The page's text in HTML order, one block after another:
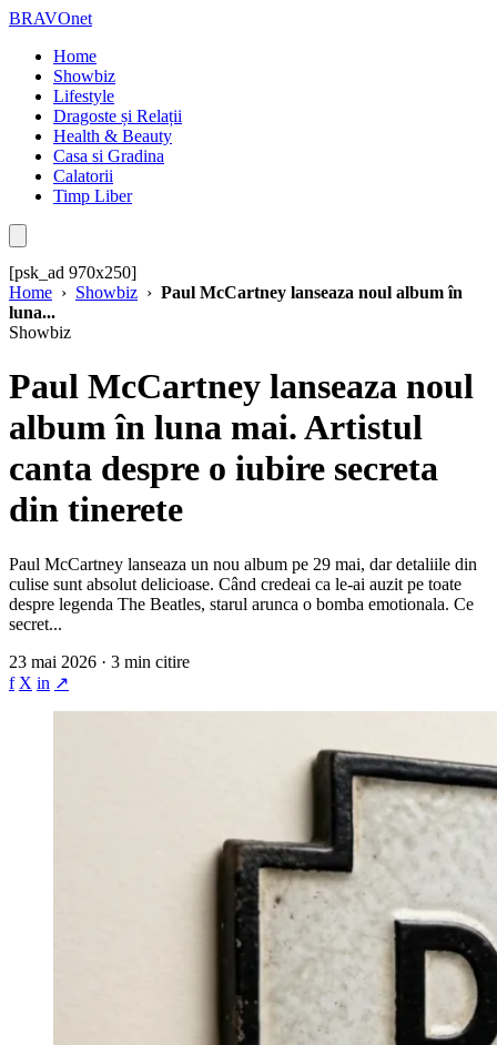
BRAVOnet
Home
Showbiz
Lifestyle
Dragoste și Relații
Health & Beauty
Casa si Gradina
Calatorii
Timp Liber
[psk_ad 970x250]
Home › Showbiz › Paul McCartney lanseaza noul album în
luna...
Showbiz
Paul McCartney lanseaza noul
album în luna mai. Artistul
canta despre o iubire secreta
din tinerete
Paul McCartney lanseaza un nou album pe 29 mai, dar detaliile din
culise sunt absolut delicioase. Când credeai ca le-ai auzit pe toate
despre legenda The Beatles, starul arunca o bomba emotionala. Ce
secret...
23 mai 2026 · 3 min citire
f X in ↗